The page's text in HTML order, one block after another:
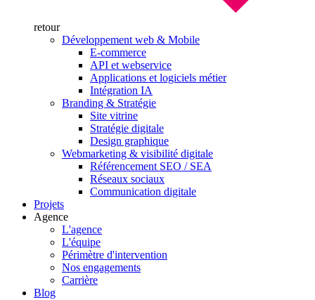
retour
Développement web & Mobile
E-commerce
API et webservice
Applications et logiciels métier
Intégration IA
Branding & Stratégie
Site vitrine
Stratégie digitale
Design graphique
Webmarketing & visibilité digitale
Référencement SEO / SEA
Réseaux sociaux
Communication digitale
Projets
Agence
L'agence
L'équipe
Périmètre d'intervention
Nos engagements
Carrière
Blog